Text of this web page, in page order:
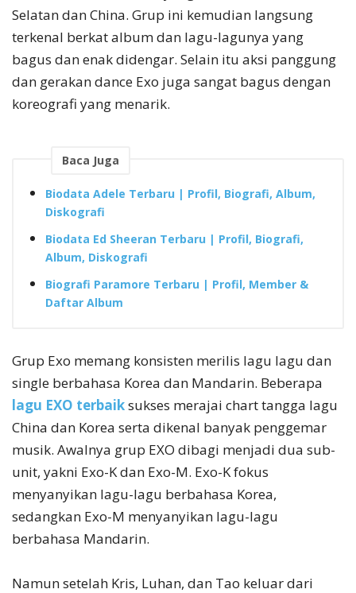
Selatan dan China. Grup ini kemudian langsung
terkenal berkat album dan lagu-lagunya yang
bagus dan enak didengar. Selain itu aksi panggung
dan gerakan dance Exo juga sangat bagus dengan
koreografi yang menarik.
Baca Juga
Biodata Adele Terbaru | Profil, Biografi, Album,
Diskografi
Biodata Ed Sheeran Terbaru | Profil, Biografi,
Album, Diskografi
Biografi Paramore Terbaru | Profil, Member &
Daftar Album
Grup Exo memang konsisten merilis lagu lagu dan
single berbahasa Korea dan Mandarin. Beberapa
lagu EXO terbaiksukses merajai chart tangga lagu
China dan Korea serta dikenal banyak penggemar
musik. Awalnya grup EXO dibagi menjadi dua sub-
unit, yakni Exo-K dan Exo-M. Exo-K fokus
menyanyikan lagu-lagu berbahasa Korea,
sedangkan Exo-M menyanyikan lagu-lagu
berbahasa Mandarin.
Namun setelah Kris, Luhan, dan Tao keluar dari